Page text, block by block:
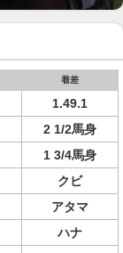
着差
1.49.1
2 1/2馬身
1 3/4馬身
クビ
アタマ
ハナ